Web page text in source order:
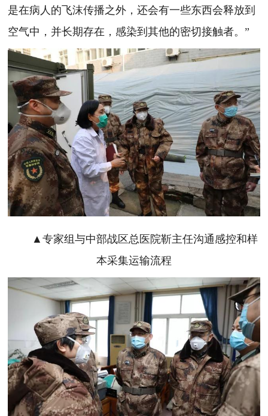
是在病人的飞沫传播之外，还会有一些东西会释放到
空气中，并长期存在，感染到其他的密切接触者。”
▲专家组与中部战区总医院靳主任沟通感控和样
本采集运输流程